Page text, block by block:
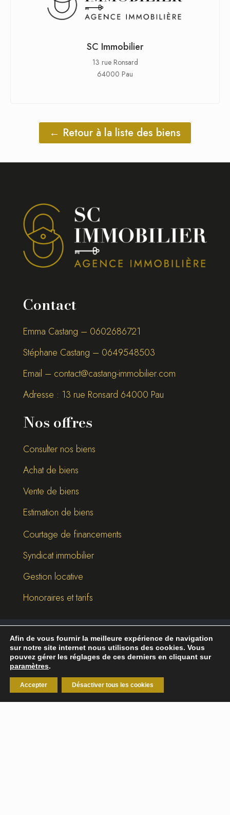
SC Immobilier
13 rue Ronsard
64000 Pau
← Retour à la liste des biens
Contact
Emma Castang – 0602686721
Stéphane Castang – 0649548503
Email – contact@castang-immobilier.com
Adresse : 13 rue Ronsard 64000 Pau
Nos offres
Consulter nos biens
Achat de biens
Vente de biens
Estimation de biens
Courtage de financements
Syndicat immobilier
Gestion locative
Honoraires et tarifs
©2026Break-Out Company- Agence de
communication
Mentions légales|Politique de confidentialité
Afin de vous fournir la meilleure expérience de navigation
sur notre site internet nous utilisons des cookies. Vous
pouvez gérer les réglages de ces derniers en cliquant sur
paramètres.
Accepter Désactiver tous les cookies